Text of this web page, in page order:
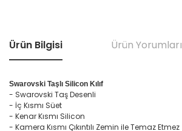
Ürün Bilgisi Ürün Yorumları
Swarovski Taşlı Silicon Kılıf
- Swarovski Taş Desenli
- İç Kısmı Süet
- Kenar Kısmı Silicon
- Kamera Kısmı Çıkıntılı Zemin ile Temaz Etmez